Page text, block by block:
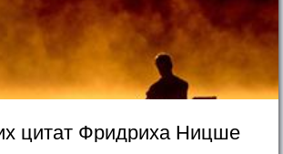
цитат Фридриха Ницше